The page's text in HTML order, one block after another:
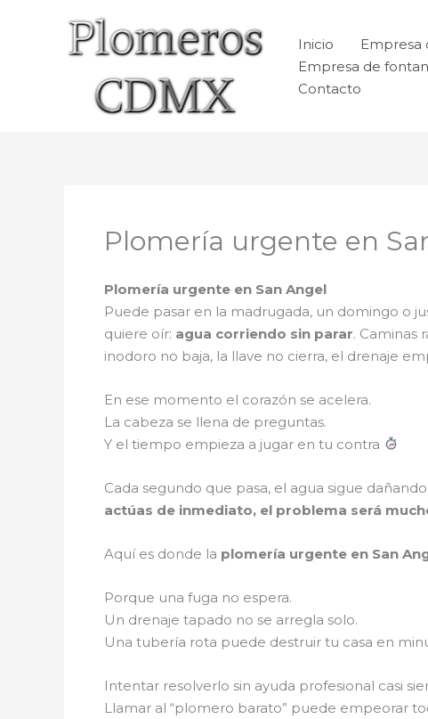
Inicio Empresa
Empresa de
Contacto
Plomería urgente en
Plomería urgente en San Angel
Puede pasar en la madrugada, un domingo o
quiere oír: agua corriendo sin parar. Caminas
inodoro no baja, la llave no cierra, el drenaje
En ese momento el corazón se acelera.
La cabeza se llena de preguntas.
Y el tiempo empieza a jugar en tu contra
Cada segundo que pasa, el agua sigue
actúas de inmediato, el problema será
Aquí es donde la plomería urgente en San
Porque una fuga no espera.
Un drenaje tapado no se arregla solo.
Una tubería rota puede destruir tu casa en
Intentar resolverlo sin ayuda profesional casi
Llamar al “plomero barato” puede empeorar